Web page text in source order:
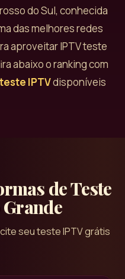
do Sul, conhecida
das melhores redes
aproveitar IPTV teste
abaixo o ranking com
teste IPTVdisponíveis
de Teste
seu teste IPTV grátis